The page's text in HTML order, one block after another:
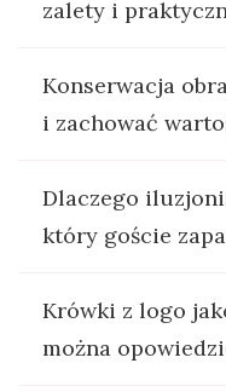
zalety i
Konserwacja
i zachować
Dlaczego
który goście
Krówki z logo
można